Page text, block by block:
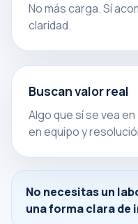
No más carga. Sí
claridad.
Buscan valor real
Algo que sí se vea
en equipo y
No necesitas un
una forma clara de